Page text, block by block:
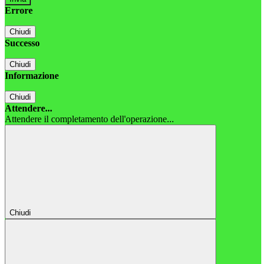
Errore
Chiudi
Successo
Chiudi
Informazione
Chiudi
Attendere...
Attendere il completamento dell'operazione...
Chiudi